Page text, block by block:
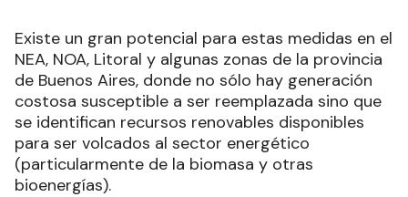
Existe un gran potencial para estas medidas en el
NEA, NOA, Litoral y algunas zonas de la provincia
de Buenos Aires, donde no sólo hay generación
costosa susceptible a ser reemplazada sino que
se identifican recursos renovables disponibles
para ser volcados al sector energético
(particularmente de la biomasa y otras
bioenergías).